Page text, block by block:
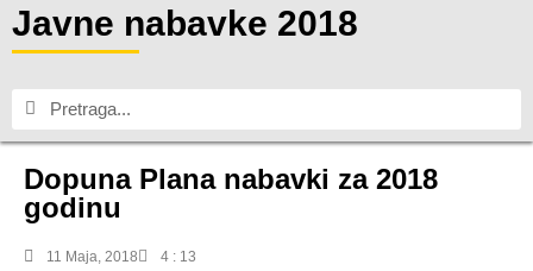
Javne nabavke 2018
Dopuna Plana nabavki za 2018
godinu
11 Maja, 2018 4 : 13